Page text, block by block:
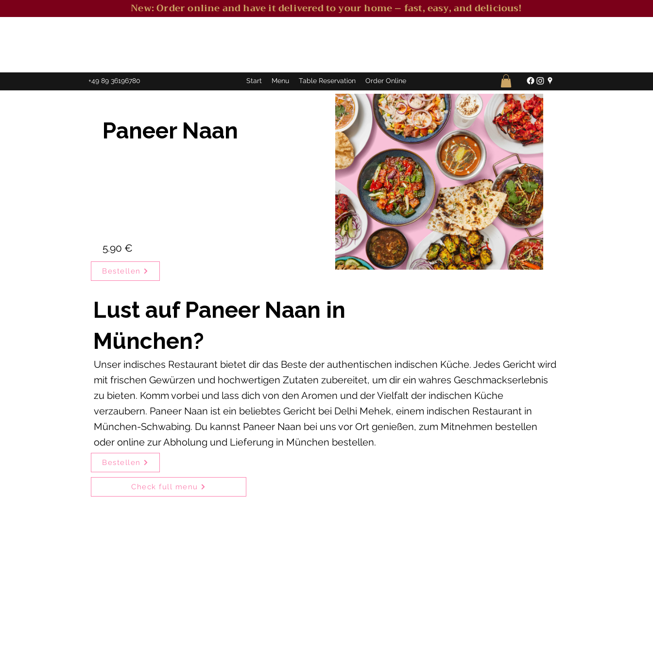
New: Order online and have it delivered to your home – fast, easy, and delicious!
+49 89 36196780 Start Menu Table Reservation Order Online
Paneer Naan
5.90 €
Bestellen
Lust auf Paneer Naan in
München?
Unser indisches Restaurant bietet dir das Beste der authentischen indischen Küche. Jedes Gericht wird
mit frischen Gewürzen und hochwertigen Zutaten zubereitet, um dir ein wahres Geschmackserlebnis
zu bieten. Komm vorbei und lass dich von den Aromen und der Vielfalt der indischen Küche
verzaubern. Paneer Naan ist ein beliebtes Gericht bei Delhi Mehek, einem indischen Restaurant in
München-Schwabing. Du kannst Paneer Naan bei uns vor Ort genießen, zum Mitnehmen bestellen
oder online zur Abholung und Lieferung in München bestellen.
Bestellen
Check full menu